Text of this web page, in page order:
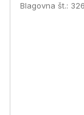
Blagovna št.: